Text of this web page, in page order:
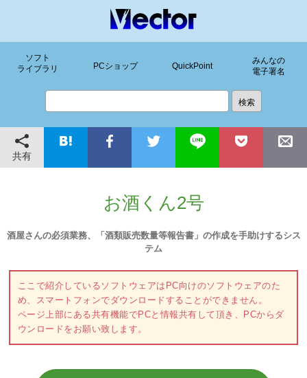
ソフト
ライブラリ
PCショップ QuickPoint
みんなの
電子署名
共有
お酒くん2号
酒屋さんの必須業務、「酒類販売数量等報告書」の作成を手助けするシス
テム
ここで紹介しているソフトウェアはPC向けのソフトウェアのた
め、スマートフォンでダウンロードすることができません。
ページ上部にある共有機能でPCと情報共有して頂き、PCからダ
ウンロードをお願い致します。